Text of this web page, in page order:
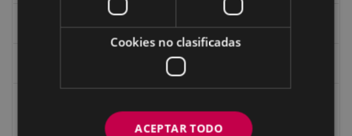
Ignacio Zuloaga (1870-2020)
Cookies no clasificadas
ACEPTAR TODO